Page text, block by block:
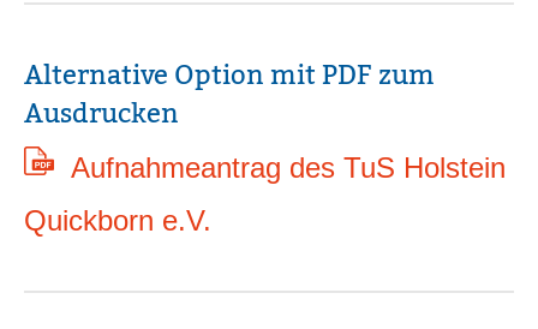
Alternative Option mit PDF zum
Ausdrucken
Aufnahmeantrag des TuS Holstein
Quickborn e.V.